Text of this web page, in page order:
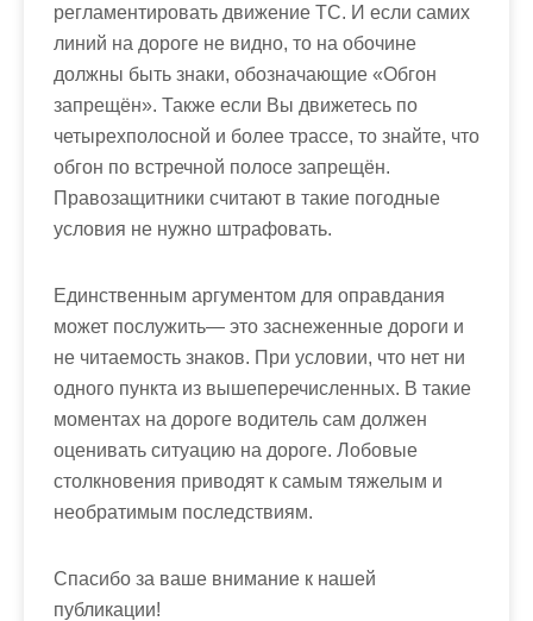
регламентировать движение ТС. И если самих
линий на дороге не видно, то на обочине
должны быть знаки, обозначающие «Обгон
запрещён». Также если Вы движетесь по
четырехполосной и более трассе, то знайте, что
обгон по встречной полосе запрещён.
Правозащитники считают в такие погодные
условия не нужно штрафовать.
Единственным аргументом для оправдания
может послужить— это заснеженные дороги и
не читаемость знаков. При условии, что нет ни
одного пункта из вышеперечисленных. В такие
моментах на дороге водитель сам должен
оценивать ситуацию на дороге. Лобовые
столкновения приводят к самым тяжелым и
необратимым последствиям.
Спасибо за ваше внимание к нашей
публикации!